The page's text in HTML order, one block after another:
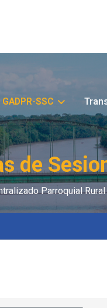
GADPR-SSC
de
Parroquial